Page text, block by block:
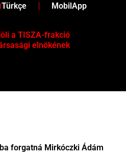
Türkçe MobilApp
a TISZA-frakció
elnökének
forgatná Mirkóczki Ádám